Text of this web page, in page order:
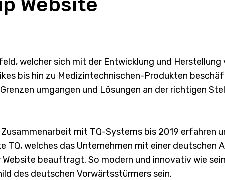
welcher sich mit der Entwicklung und
bis hin zu Medizintechnischen-Produkten
umgangen und Lösungen an der richtigen
mit TQ-Systems bis 2019 erfahren
TQ, welches das Unternehmen mit einer
beauftragt. So modern und innovativ wie
des deutschen Vorwärtsstürmers sein.